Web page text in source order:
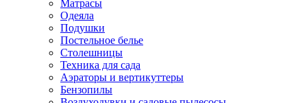
Матрасы
Одеяла
Подушки
Постельное белье
Столешницы
Техника для сада
Аэраторы и вертикуттеры
Бензопилы